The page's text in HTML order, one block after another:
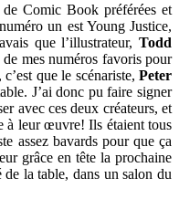
Comic Book préférées et
un est Young Justice,
que l’illustrateur, Todd
mes numéros favoris pour
que le scénariste, Peter
J’ai donc pu faire signer
avec ces deux créateurs, et
à leur œuvre! Ils étaient tous
assez bavards pour que ça
grâce en tête la prochaine
la table, dans un salon du